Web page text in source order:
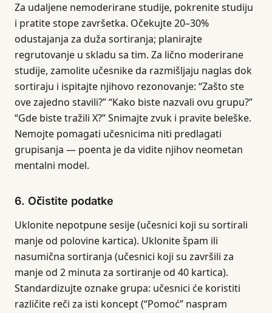
Za udaljene nemoderirane studije, pokrenite studiju
i pratite stope završetka. Očekujte 20–30%
odustajanja za duža sortiranja; planirajte
regrutovanje u skladu sa tim. Za lično moderirane
studije, zamolite učesnike da razmišljaju naglas dok
sortiraju i ispitajte njihovo rezonovanje: “Zašto ste
ove zajedno stavili?” “Kako biste nazvali ovu grupu?”
“Gde biste tražili X?” Snimajte zvuk i pravite beleške.
Nemojte pomagati učesnicima niti predlagati
grupisanja — poenta je da vidite njihov neometan
mentalni model.
6. Očistite podatke
Uklonite nepotpune sesije (učesnici koji su sortirali
manje od polovine kartica). Uklonite špam ili
nasumična sortiranja (učesnici koji su završili za
manje od 2 minuta za sortiranje od 40 kartica).
Standardizujte oznake grupa: učesnici će koristiti
različite reči za isti koncept (“Pomoć” naspram